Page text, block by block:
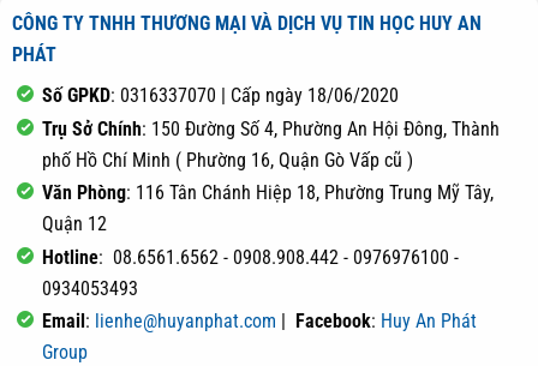
CÔNG TY TNHH THƯƠNG MẠI VÀ DỊCH VỤ TIN HỌC HUY AN
PHÁT
Số GPKD: 0316337070 | Cấp ngày 18/06/2020
Trụ Sở Chính: 150 Đường Số 4, Phường An Hội Đông, Thành
phố Hồ Chí Minh ( Phường 16, Quận Gò Vấp cũ )
Văn Phòng: 116 Tân Chánh Hiệp 18, Phường Trung Mỹ Tây,
Quận 12
Hotline: 08.6561.6562 - 0908.908.442 - 0976976100 -
0934053493
Email : lienhe@huyanphat.com Facebook: Huy An Phát
Group